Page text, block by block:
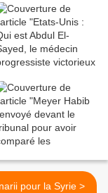
Six scenarii pour la Syrie >